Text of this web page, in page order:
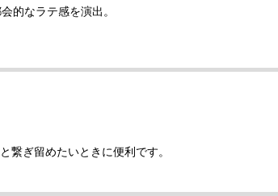
的なラテ感を演出。
繋ぎ留めたいときに便利です。